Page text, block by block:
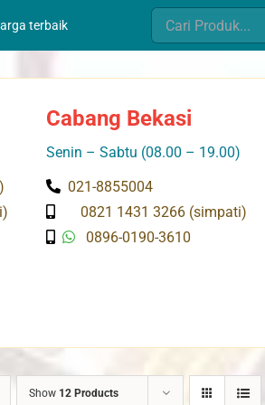
terbaik
Search
for:
Cabang Bekasi
Senin – Sabtu (08.00 – 19.00)
021-8855004
0821 1431 3266 (simpati)
0896-0190-3610
Show 12 Products